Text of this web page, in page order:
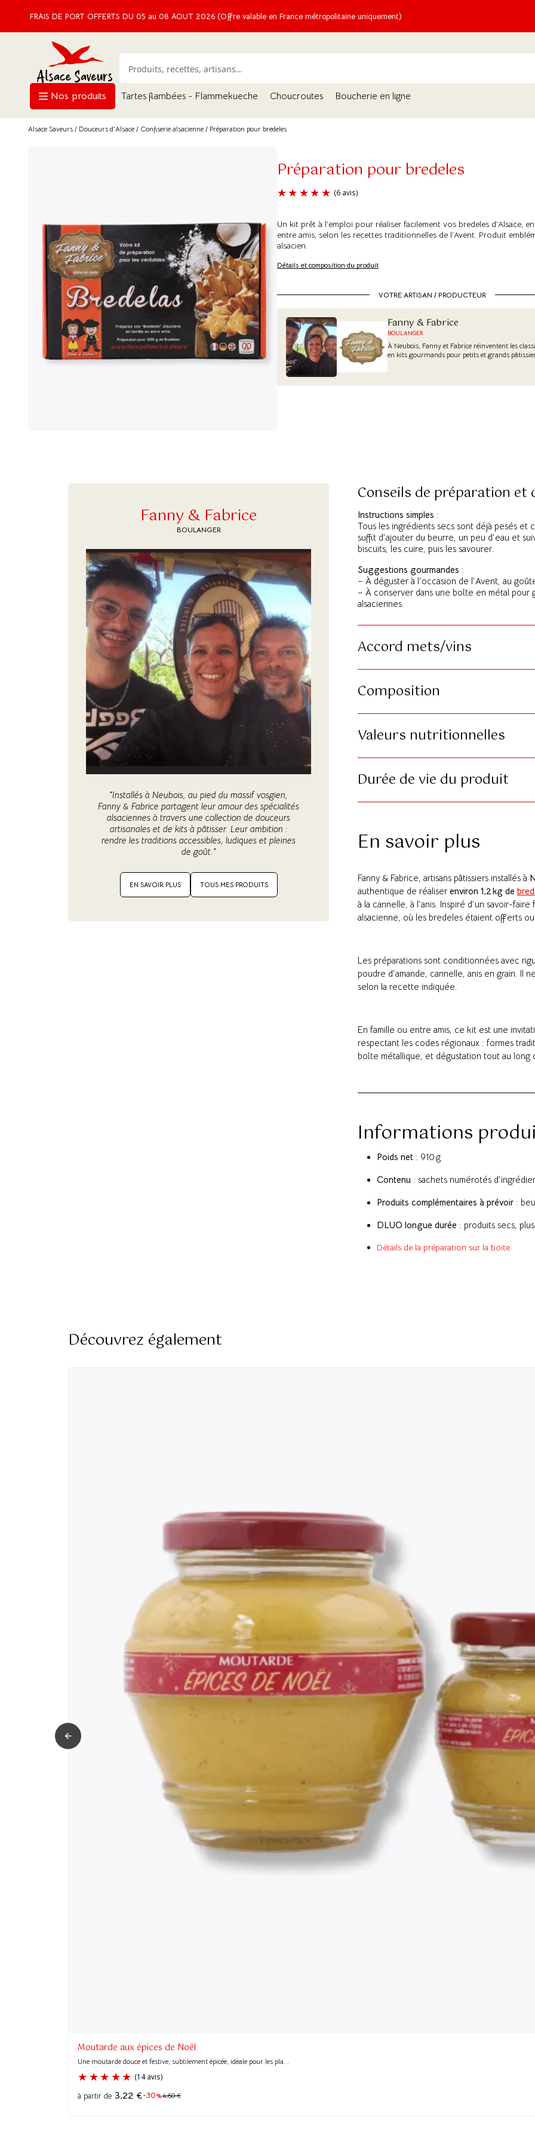
FRAIS DE PORT OFFERTS DU 05 au 08 AOUT 2026 (Offre valable en France métropolitaine uniquement)
Nos produits Tartes flambées - Flammekueche Choucroutes Boucherie en ligne
Alsace Saveurs / Douceurs d'Alsace / Confiserie alsacienne / Préparation pour bredeles
Préparation pour bredeles
(6 avis)
Un kit prêt à l’emploi pour réaliser facilement vos bredeles d’Alsace,
entre amis, selon les recettes traditionnelles de l’Avent. Produit
alsacien.
Détails et composition du produit
VOTRE ARTISAN / PRODUCTEUR
Fanny & Fabrice
BOULANGER
À Neubois, Fanny et Fabrice réinventent les
en kits gourmands pour petits et grands
Fanny & Fabrice
BOULANGER
"Installés à Neubois, au pied du massif vosgien,
Fanny & Fabrice partagent leur amour des spécialités
alsaciennes à travers une collection de douceurs
artisanales et de kits à pâtisser. Leur ambition :
rendre les traditions accessibles, ludiques et pleines
de goût."
EN SAVOIR PLUS TOUS MES PRODUITS
Conseils de préparation et
Instructions simples :
Tous les ingrédients secs sont déjà pesés et
suffit d’ajouter du beurre, un peu d’eau et
biscuits, les cuire, puis les savourer.
Suggestions gourmandes :
– À déguster à l’occasion de l’Avent, au
– À conserver dans une boîte en métal
alsaciennes.
Accord mets/vins
Composition
Valeurs nutritionnelles
Durée de vie du produit
En savoir plus
Fanny & Fabrice, artisans pâtissiers installés à
authentique de réaliser environ 1,2 kg de
à la cannelle, à l’anis. Inspiré d’un savoir-
alsacienne, où les bredeles étaient offerts ou
Les préparations sont conditionnées avec
poudre d’amande, cannelle, anis en grain.
selon la recette indiquée.
En famille ou entre amis, ce kit est une
respectant les codes régionaux : formes
boîte métallique, et dégustation tout au long
Informations
Poids net : 910 g
Contenu : sachets numérotés
Produits complémentaires à prévoir :
DLUO longue durée : produits secs,
Détails de la préparation sur la boite
Découvrez également
Moutarde aux épices de Noël
Une moutarde douce et festive, subtilement épicée, idéale pour les pla...
-30%4,60€
à partir de 3,22 €